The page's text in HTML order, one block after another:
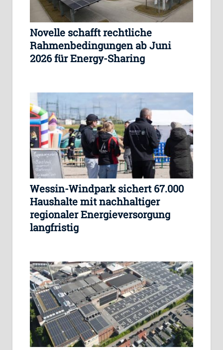
Novelle schafft rechtliche
Rahmenbedingungen ab Juni
2026 für Energy-Sharing
Wessin-Windpark sichert 67.000
Haushalte mit nachhaltiger
regionaler Energieversorgung
langfristig